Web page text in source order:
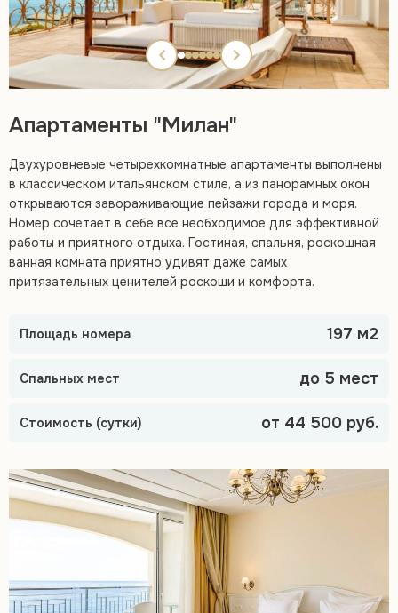
Апартаменты "Милан"
Двухуровневые четырехкомнатные апартаменты выполнены
в классическом итальянском стиле, а из панорамных окон
открываются завораживающие пейзажи города и моря.
Номер сочетает в себе все необходимое для эффективной
работы и приятного отдыха. Гостиная, спальня, роскошная
ванная комната приятно удивят даже самых
притязательных ценителей роскоши и комфорта.
Площадь номера 197 м2
Спальных мест до 5 мест
Стоимость (сутки) от 44 500 руб.